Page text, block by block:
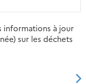
informations à jour
sur les déchets